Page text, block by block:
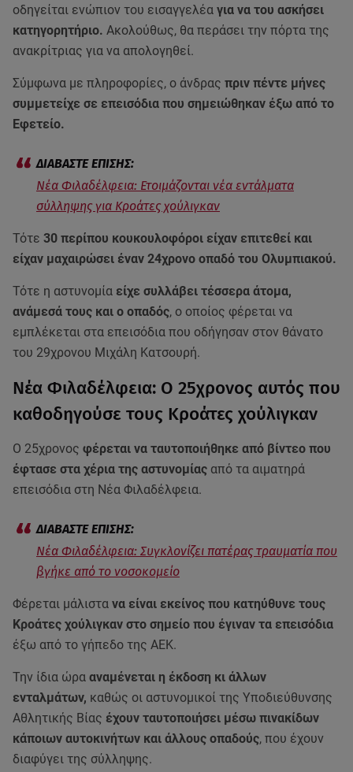
οδηγείται ενώπιον του εισαγγελέα για να του ασκήσει
κατηγορητήριο. Ακολούθως, θα περάσει την πόρτα της
ανακρίτριας για να απολογηθεί.
Σύμφωνα με πληροφορίες, ο άνδρας πριν πέντε μήνες
συμμετείχε σε επεισόδια που σημειώθηκαν έξω από το
Εφετείο.
Νέα Φιλαδέλφεια: Ετοιμάζονται νέα εντάλματα
σύλληψης για Κροάτες χούλιγκαν
Τότε 30 περίπου κουκουλοφόροι είχαν επιτεθεί και
είχαν μαχαιρώσει έναν 24χρονο οπαδό του Ολυμπιακού.
Τότε η αστυνομία είχε συλλάβει τέσσερα άτομα,
ανάμεσά τους και ο οπαδός, ο οποίος φέρεται να
εμπλέκεται στα επεισόδια που οδήγησαν στον θάνατο
του 29χρονου Μιχάλη Κατσουρή.
Νέα Φιλαδέλφεια: Ο 25χρονος αυτός που
καθοδηγούσε τους Κροάτες χούλιγκαν
Ο 25χρονος φέρεται να ταυτοποιήθηκε από βίντεο που
έφτασε στα χέρια της αστυνομίας από τα αιματηρά
επεισόδια στη Νέα Φιλαδέλφεια.
Νέα Φιλαδέλφεια: Συγκλονίζει πατέρας τραυματία που
βγήκε από το νοσοκομείο
Φέρεται μάλιστα να είναι εκείνος που κατηύθυνε τους
Κροάτες χούλιγκαν στο σημείο που έγιναν τα επεισόδια
έξω από το γήπεδο της ΑΕΚ.
Την ίδια ώρα αναμένεται η έκδοση κι άλλων
ενταλμάτων, καθώς οι αστυνομικοί της Υποδιεύθυνσης
Αθλητικής Βίας έχουν ταυτοποιήσει μέσω πινακίδων
κάποιων αυτοκινήτων και άλλους οπαδούς, που έχουν
διαφύγει της σύλληψης.